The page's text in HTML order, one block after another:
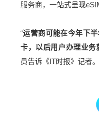
服务商，一站式呈现
“运营商可能在今年下
卡，以后用户办理业务
员告诉《IT时报》记者。